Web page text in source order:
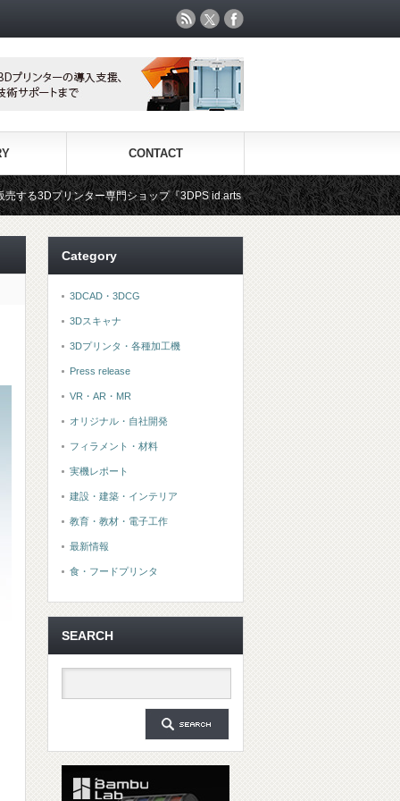
CONTACT
ショップ『3DPS id.arts』 3Dプリンタ用材料専門ショップ『
Category
3DCAD・3DCG
3Dスキャナ
3Dプリンタ・各種加工機
Press release
VR・AR・MR
オリジナル・自社開発
フィラメント・材料
実機レポート
建設・建築・インテリア
教育・教材・電子工作
最新情報
食・フードプリンタ
SEARCH